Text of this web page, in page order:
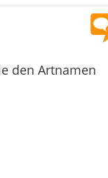
den Artnamen